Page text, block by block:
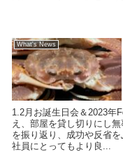
What's News
1.2月お誕生日会＆2023
え、部屋を貸し切りにし
を振り返り、成功や反省
社員にとってもより良...